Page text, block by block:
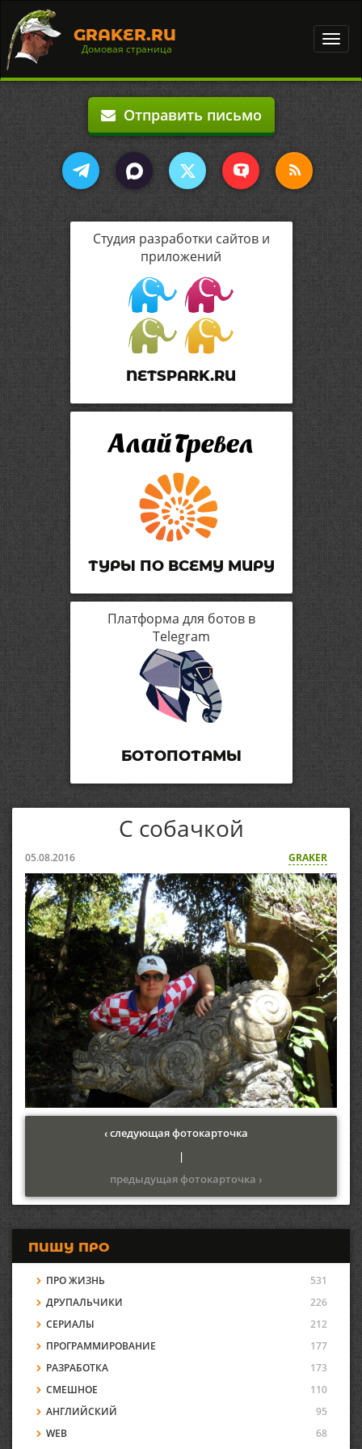
GRAKER.RU
Домовая страница
Отправить письмо
Студия разработки сайтов и
приложений
NETSPARK.RU
ТУРЫ ПО ВСЕМУ МИРУ
Платформа для ботов в
Telegram
БОТОПОТАМЫ
С собачкой
05.08.2016 GRAKER
‹ следующая фотокарточка
|
предыдущая фотокарточка ›
ПИШУ ПРО
ПРО ЖИЗНЬ
531
ДРУПАЛЬЧИКИ
226
СЕРИАЛЫ
212
ПРОГРАММИРОВАНИЕ
177
РАЗРАБОТКА
173
СМЕШНОЕ
110
АНГЛИЙСКИЙ
95
WEB
68